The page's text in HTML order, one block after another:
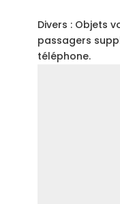
Divers : Objets
passagers
téléphone.